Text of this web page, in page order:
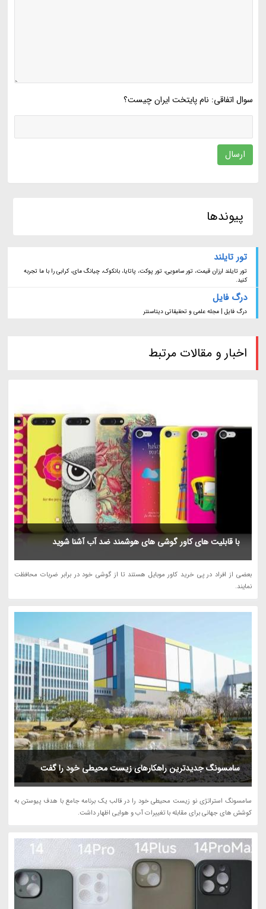
سوال اتفاقی: نام پایتخت ایران چیست؟
ارسال
پیوندها
تور تایلند
تور تایلند ارزان قیمت، تور سامویی، تور پوکت، پاتایا، بانکوک، چیانگ مای، کرابی را با ما تجربه
کنید.
درگ فایل
درگ فایل | مجله علمی و تحقیقاتی دیتاسنتر
اخبار و مقالات مرتبط
با قابلیت های کاور گوشی های هوشمند ضد آب آشنا شوید
بعضی از افراد در پی خرید کاور موبایل هستند تا از گوشی خود در برابر ضربات محافظت
نمایند.
سامسونگ جدیدترین راهکارهای زیست محیطی خود را گفت
سامسونگ استراتژی نو زیست محیطی خود را در قالب یک برنامه جامع با هدف پیوستن به
کوشش های جهانی برای مقابله با تغییرات آب و هوایی اظهار داشت.